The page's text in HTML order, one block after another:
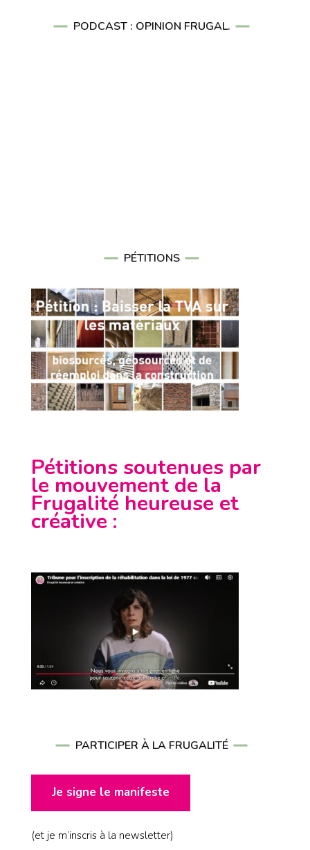
PODCAST : OPINION FRUGAL.
PÉTITIONS
Pétitions soutenues par
le mouvement de la
Frugalité heureuse et
créative :
PARTICIPER À LA FRUGALITÉ
Je signe le manifeste
(et je m’inscris à la newsletter)